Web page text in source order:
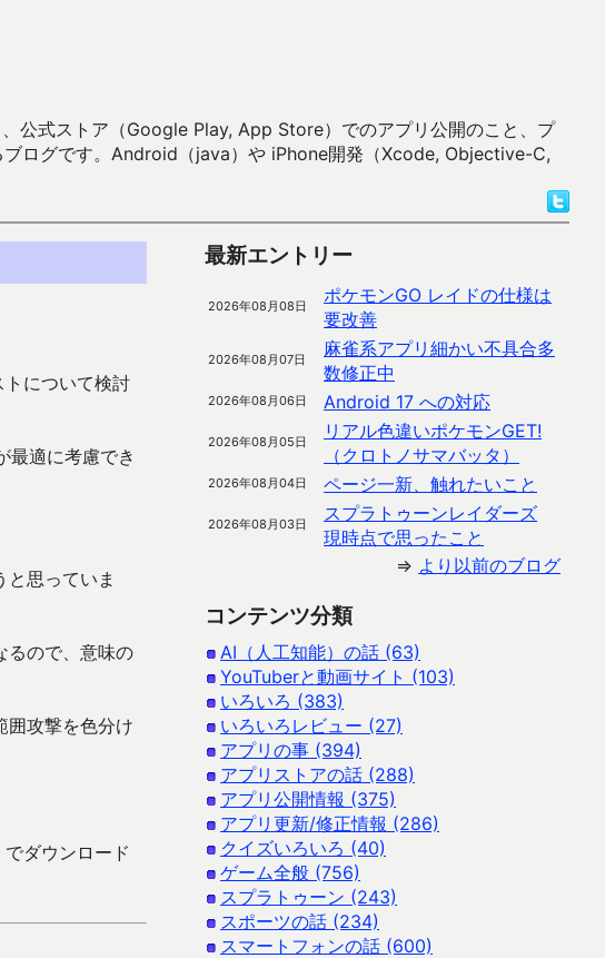
公式ストア（Google Play, App Store）でのアプリ公開のこと、プ
ログです。Android（java）や iPhone開発（Xcode, Objective-C,
について検討
最適に考慮でき
思っていま
るので、意味の
囲攻撃を色分け
ダウンロード
最新エントリー
2026年08月08日
ポケモンGO レイドの仕様は
要改善
2026年08月07日
麻雀系アプリ細かい不具合多
数修正中
2026年08月06日 Android 17 への対応
2026年08月05日
リアル色違いポケモンGET!
（クロトノサマバッタ）
2026年08月04日 ページ一新、触れたいこと
2026年08月03日
スプラトゥーンレイダーズ
現時点で思ったこと
⇒ より以前のブログ
コンテンツ分類
AI（人工知能）の話 (63)
YouTuberと動画サイト (103)
いろいろ (383)
いろいろレビュー (27)
アプリの事 (394)
アプリストアの話 (288)
アプリ公開情報 (375)
アプリ更新/修正情報 (286)
クイズいろいろ (40)
ゲーム全般 (756)
スプラトゥーン (243)
スポーツの話 (234)
スマートフォンの話 (600)